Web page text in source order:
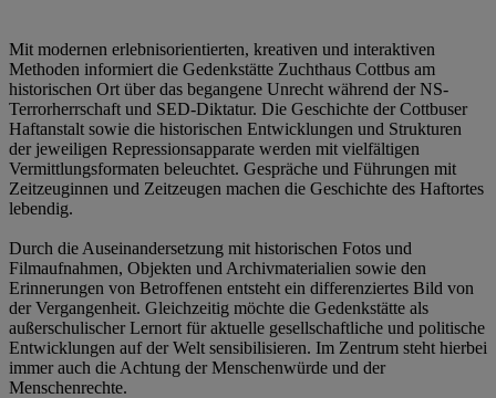
Mit modernen erlebnisorientierten, kreativen und interaktiven
Methoden informiert die Gedenkstätte Zuchthaus Cottbus am
historischen Ort über das begangene Unrecht während der NS-
Terrorherrschaft und SED-Diktatur. Die Geschichte der Cottbuser
Haftanstalt sowie die historischen Entwicklungen und Strukturen
der jeweiligen Repressionsapparate werden mit vielfältigen
Vermittlungsformaten beleuchtet. Gespräche und Führungen mit
Zeitzeuginnen und Zeitzeugen machen die Geschichte des Haftortes
lebendig.
Durch die Auseinandersetzung mit historischen Fotos und
Filmaufnahmen, Objekten und Archivmaterialien sowie den
Erinnerungen von Betroffenen entsteht ein differenziertes Bild von
der Vergangenheit. Gleichzeitig möchte die Gedenkstätte als
außerschulischer Lernort für aktuelle gesellschaftliche und politische
Entwicklungen auf der Welt sensibilisieren. Im Zentrum steht hierbei
immer auch die Achtung der Menschenwürde und der
Menschenrechte.